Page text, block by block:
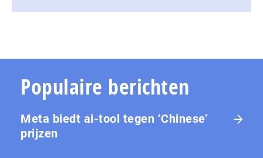
Populaire berichten
Meta biedt ai-tool tegen ‘Chinese’
prijzen